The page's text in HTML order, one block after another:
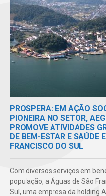
PROSPERA: EM AÇÃO
PIONEIRA NO SETOR,
PROMOVE ATIVIDADES
DE BEM-ESTAR E SAÚDE
FRANCISCO DO SUL
Com diversos serviços em
população, a Águas de São
Sul, uma empresa da holding